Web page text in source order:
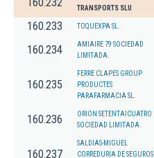
TRANSPORTS SLU
160.233 TOQUEXPA SL.
160.234
AMIAIRE 79 SOCIEDAD
LIMITADA.
160.235
FERRE CLAPES GROUP
PRODUCTES
PARAFARMACIA SL.
160.236
ORION SETENTAICUATRO
SOCIEDAD LIMITADA.
160.237
SALDIAS-MIGUEL
CORREDURIA DE SEGUROS